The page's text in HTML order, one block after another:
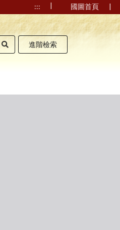
::: | 國圖首頁 |
進階檢索